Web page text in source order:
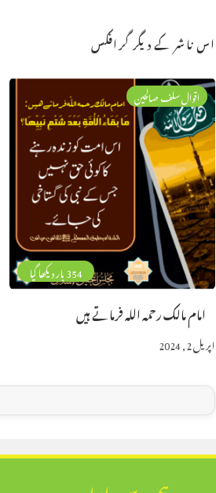
اس ناشر کے دیگر گرافکس
354 بار دیکھا گیا
اقوال سلف صالحین
امام مالک رحمہ اللہ فرماتے ہیں
اپریل 2, 2024